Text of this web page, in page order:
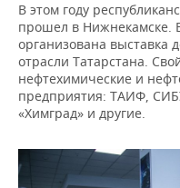
В этом году
прошел в Нижнекамске.
организована выставка
отрасли Татарстана.
нефтехимические и
предприятия: ТАИФ,
«Химград» и другие.